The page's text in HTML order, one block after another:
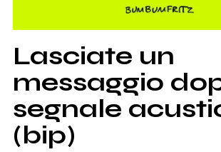
Lasciate un
messaggio
segnale
(bip)